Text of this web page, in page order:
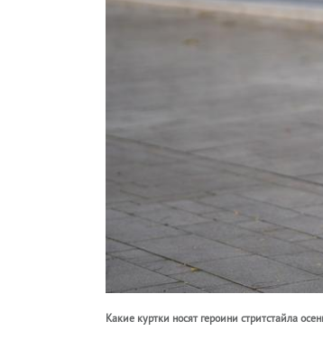
Какие куртки носят героини стритстайла